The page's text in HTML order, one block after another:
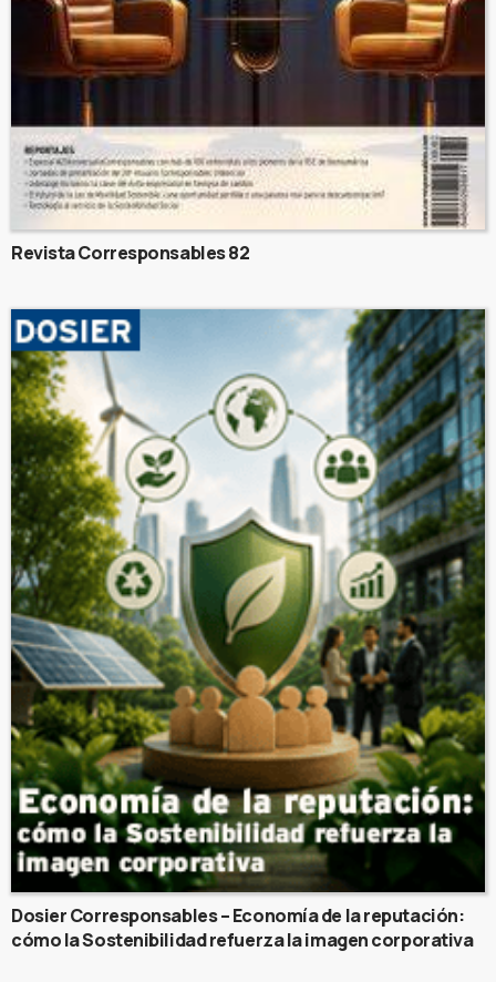
Revista Corresponsables 82
Dosier Corresponsables – Economía de la reputación:
cómo la Sostenibilidad refuerza la imagen corporativa